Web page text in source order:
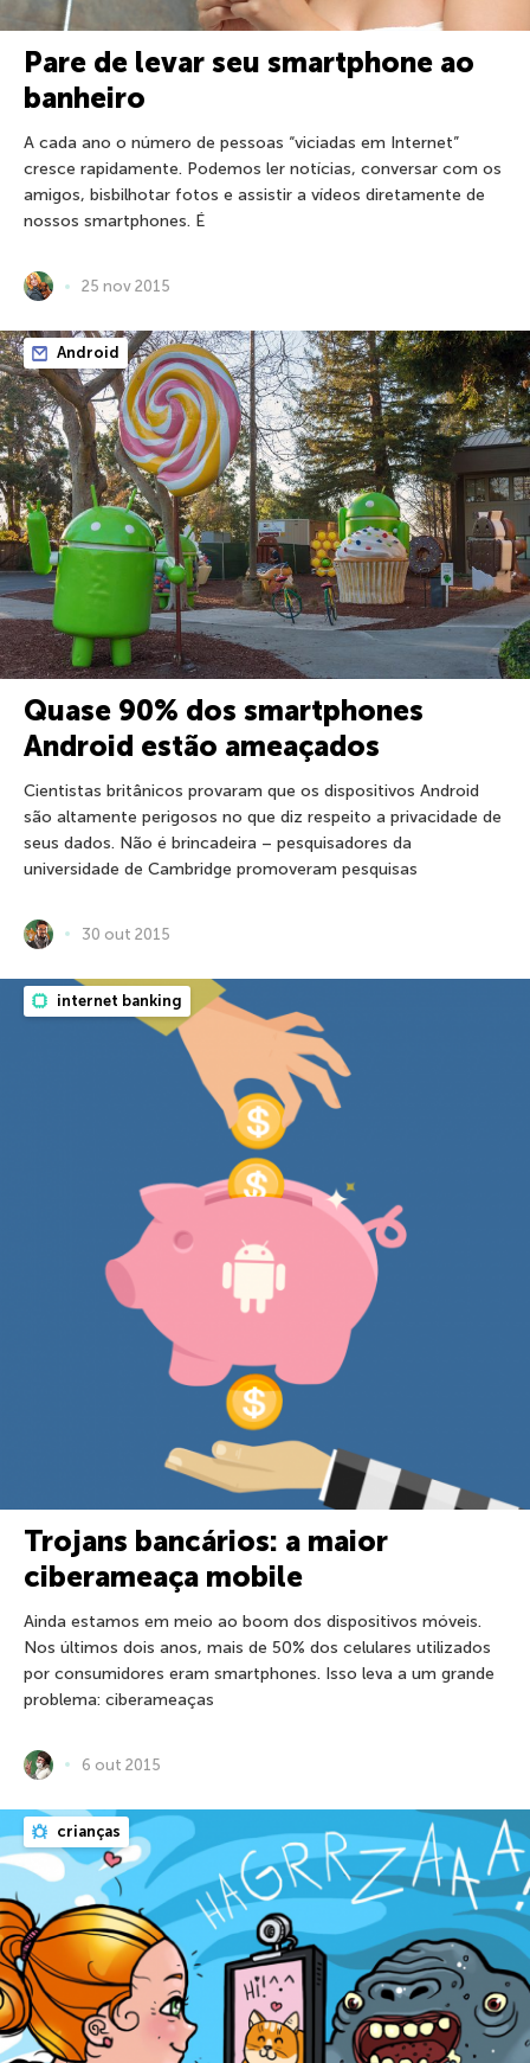
Pare de levar seu smartphone ao
banheiro
A cada ano o número de pessoas “viciadas em Internet”
cresce rapidamente. Podemos ler notícias, conversar com os
amigos, bisbilhotar fotos e assistir a vídeos diretamente de
nossos smartphones. É
25 nov 2015
Android
Quase 90% dos smartphones
Android estão ameaçados
Cientistas britânicos provaram que os dispositivos Android
são altamente perigosos no que diz respeito a privacidade de
seus dados. Não é brincadeira – pesquisadores da
universidade de Cambridge promoveram pesquisas
30 out 2015
internet banking
Trojans bancários: a maior
ciberameaça mobile
Ainda estamos em meio ao boom dos dispositivos móveis.
Nos últimos dois anos, mais de 50% dos celulares utilizados
por consumidores eram smartphones. Isso leva a um grande
problema: ciberameaças
6 out 2015
crianças